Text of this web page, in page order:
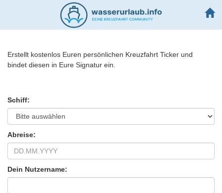
Erstellt kostenlos Euren persönlichen Kreuzfahrt Ticker und
bindet diesen in Eure Signatur ein.
Schiff:
Abreise:
Dein Nutzername: